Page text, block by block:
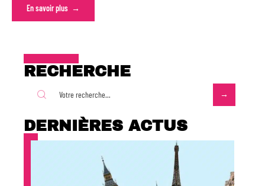
En savoir plus
RECHERCHE
DERNIÈRES ACTUS